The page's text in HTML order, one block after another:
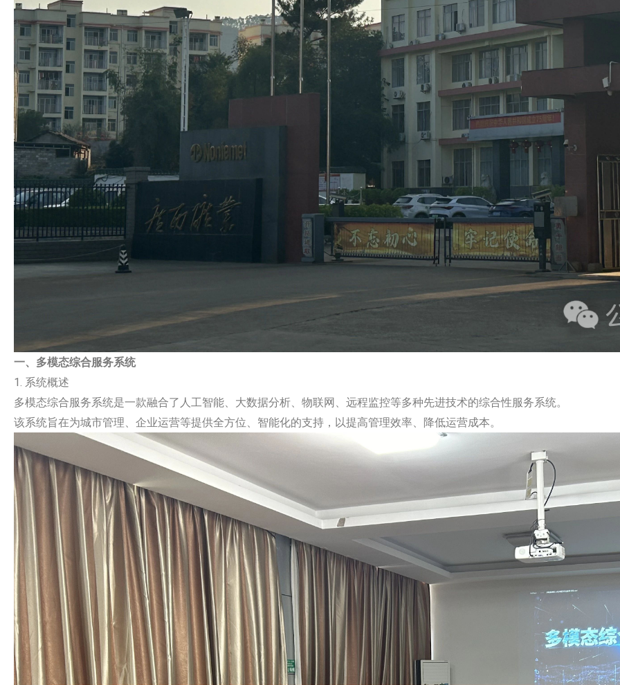
一、多模态综合服务系统
1. 系统概述
多模态综合服务系统是一款融合了人工智能、大数据分析、物联网、远程监控等多种先进技术的综合性服务系统。
该系统旨在为城市管理、企业运营等提供全方位、智能化的支持，以提高管理效率、降低运营成本。